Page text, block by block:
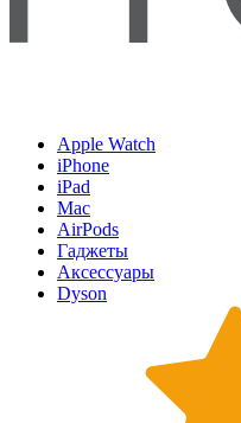
Apple Watch
iPhone
iPad
Mac
AirPods
Гаджеты
Аксессуары
Dyson